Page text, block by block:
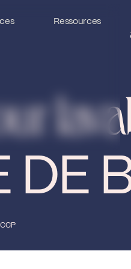
Ressources
Ressources
DE